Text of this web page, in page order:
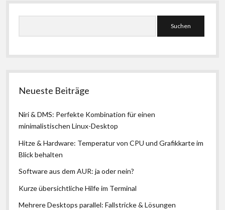
1000H
Seitenleiste
Neueste Beiträge
Niri & DMS: Perfekte Kombination für einen
minimalistischen Linux-Desktop
Hitze & Hardware: Temperatur von CPU und Grafikkarte im
Blick behalten
Software aus dem AUR: ja oder nein?
Kurze übersichtliche Hilfe im Terminal
Mehrere Desktops parallel: Fallstricke & Lösungen